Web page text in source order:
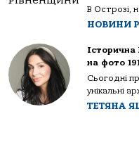
В Острозі,
НОВИНИ
на фото
Сьогодні
унікальні
ТЕТЯНА